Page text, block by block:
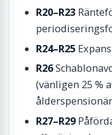
R20–R23
R24–R25
R26
(vänligen 25 %
R27–R29